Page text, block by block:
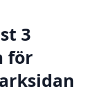
3
för